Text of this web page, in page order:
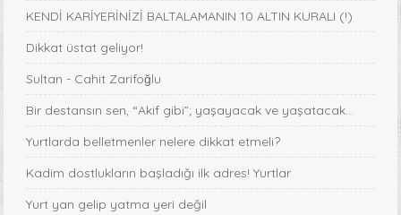
KENDİ KARİYERİNİZİ BALTALAMANIN 10 ALTIN KURALI (!)
Dikkat üstat geliyor!
Sultan - Cahit Zarifoğlu
Bir destansın sen, “Akif gibi”; yaşayacak ve yaşatacak...
Yurtlarda belletmenler nelere dikkat etmeli?
Kadim dostlukların başladığı ilk adres! Yurtlar
Yurt yan gelip yatma yeri değil